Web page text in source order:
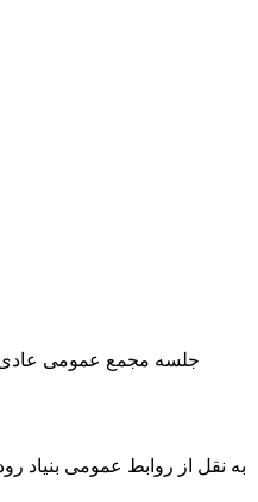
جلسه مجمع عمومی عادی